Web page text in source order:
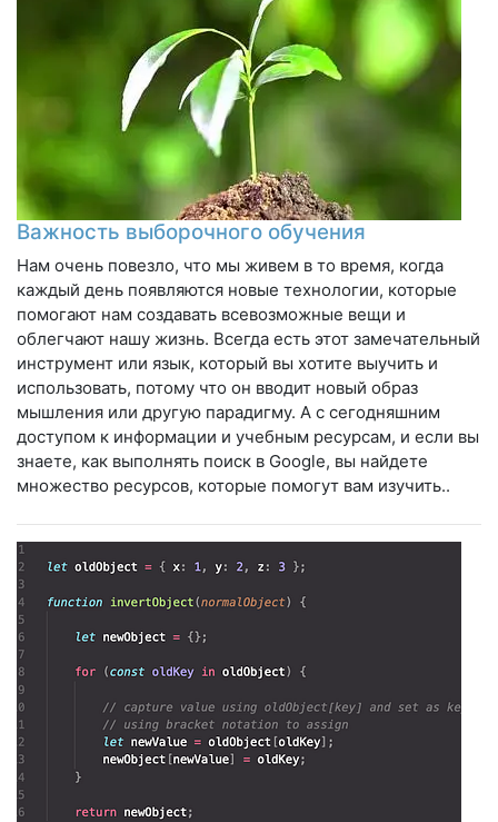
Важность выборочного обучения
Нам очень повезло, что мы живем в то время, когда
каждый день появляются новые технологии, которые
помогают нам создавать всевозможные вещи и
облегчают нашу жизнь. Всегда есть этот замечательный
инструмент или язык, который вы хотите выучить и
использовать, потому что он вводит новый образ
мышления или другую парадигму. А с сегодняшним
доступом к информации и учебным ресурсам, и если вы
знаете, как выполнять поиск в Google, вы найдете
множество ресурсов, которые помогут вам изучить..